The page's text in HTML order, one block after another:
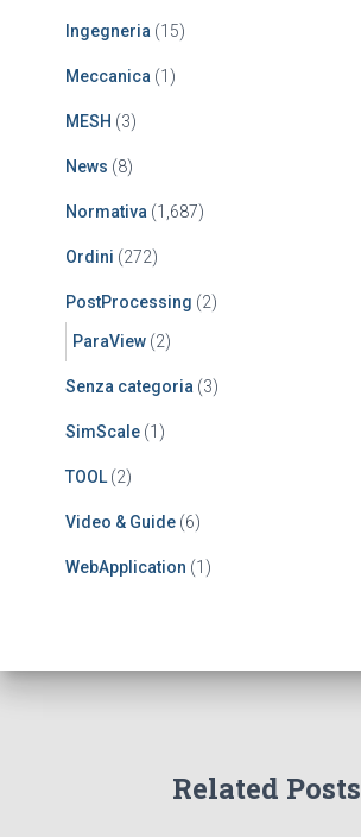
Ingegneria (15)
Meccanica (1)
MESH (3)
News (8)
Normativa (1,687)
Ordini (272)
PostProcessing (2)
ParaView (2)
Senza categoria (3)
SimScale (1)
TOOL (2)
Video & Guide (6)
WebApplication (1)
Related Posts